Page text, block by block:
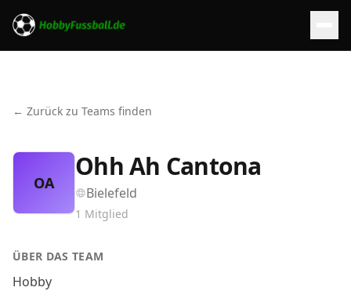
← Zurück zu Teams finden
OA
Ohh Ah Cantona
Bielefeld
1 Mitglied
ÜBER DAS TEAM
Hobby